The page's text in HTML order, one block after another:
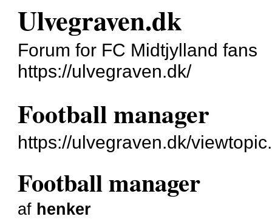
Ulvegraven.dk
Forum for FC Midtjylland fans
https://ulvegraven.dk/
Football manager
https://ulvegraven.dk/
Football manager
af henker